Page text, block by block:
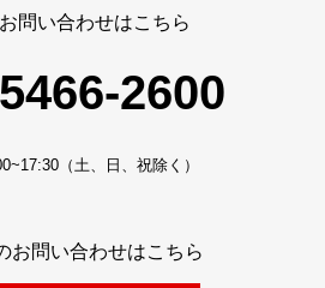
問い合わせはこちら
2600
（土、日、祝除く）
お問い合わせはこちら